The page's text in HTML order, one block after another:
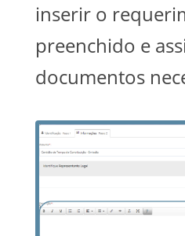
inserir o
preenchido e
documentos